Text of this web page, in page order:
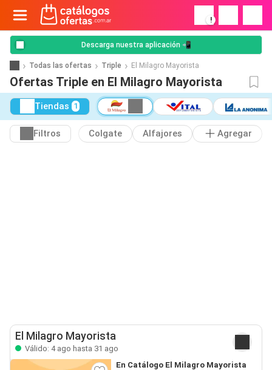
!
Descarga nuestra aplicación 📲
Todas las ofertas Triple El Milagro Mayorista
Ofertas Triple en El Milagro Mayorista
Tiendas 1
Filtros Colgate Alfajores Agregar
El Milagro Mayorista
Válido: 4 ago hasta 31 ago
En Catálogo El Milagro Mayorista